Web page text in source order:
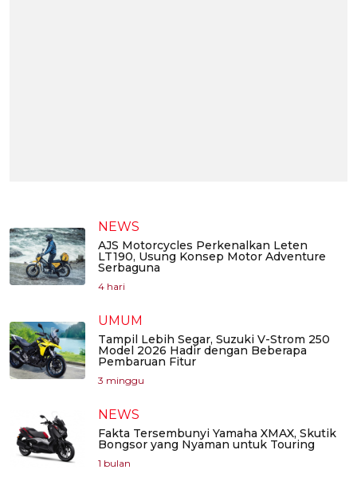
NEWS
AJS Motorcycles Perkenalkan Leten
LT190, Usung Konsep Motor Adventure
Serbaguna
4 hari
UMUM
Tampil Lebih Segar, Suzuki V-Strom 250
Model 2026 Hadir dengan Beberapa
Pembaruan Fitur
3 minggu
NEWS
Fakta Tersembunyi Yamaha XMAX, Skutik
Bongsor yang Nyaman untuk Touring
1 bulan